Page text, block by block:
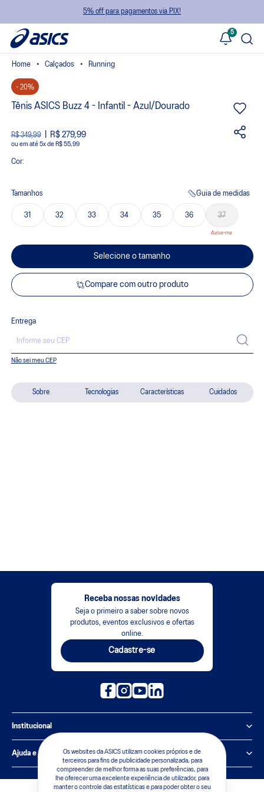
5% off para pagamentos via PIX!
5
Os websites da ASICS utilizam cookies próprios e de
terceiros para fins de publicidade personalizada, para
compreender de melhor forma as suas preferências, para
lhe oferecer uma excelente experiência de utilizador, para
manter o controle das estatísticas e para poder obter o seu
Sobre Tecnologias Características Cuidados
Calçados Running
- 20%
Tênis ASICS Buzz 4 - Infantil - Azul/Dourado
R$ 349,99 R$ 279,99
ou 5xde R$ 55,99
Cor:
Tamanhos Guia de medidas
31 32 33 34 35 36 37
Selecione o tamanho
Compare com outro produto
Entrega
Não sei meu CEP
Receba nossas novidades
Seja o primeiro a saber sobre novos
produtos, eventos exclusivos e ofertas
online.
Cadastre-se
Institucional
Política de Privacidade
Sobre a ASICS
Ajuda e suporte
Central de Relacionamento